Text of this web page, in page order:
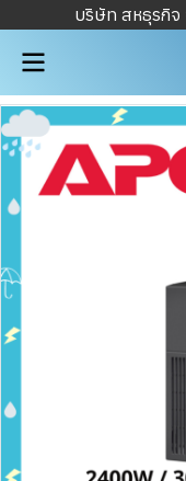
บริษัท สหธุรกิจ